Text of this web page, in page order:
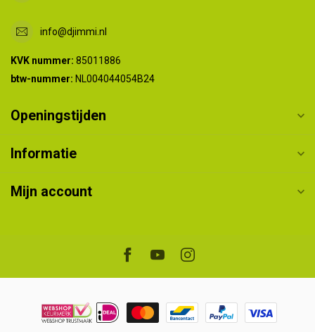
info@djimmi.nl
KVK nummer: 85011886
btw-nummer: NL004044054B24
Openingstijden
Informatie
Mijn account